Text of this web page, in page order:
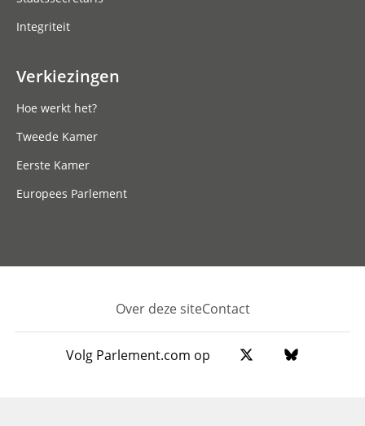
Integriteit
Verkiezingen
Hoe werkt het?
Tweede Kamer
Eerste Kamer
Europees Parlement
Footer
Over deze siteContact
Volg Parlement.com op